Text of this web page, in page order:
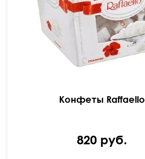
Конфеты Raffaello
820 руб.